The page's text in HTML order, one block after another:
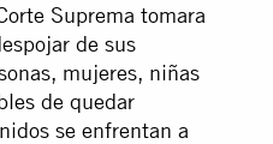
Suprema tomara
de sus
mujeres, niñas
de quedar
se enfrentan a